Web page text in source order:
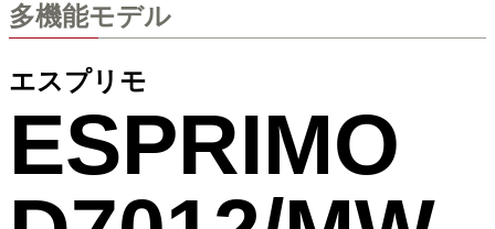
多機能モデル
エスプリモ
ESPRIMO